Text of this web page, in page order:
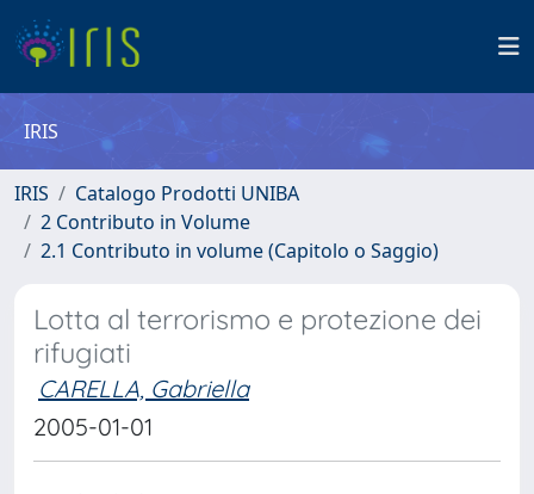
IRIS
IRIS
Catalogo Prodotti UNIBA
2 Contributo in Volume
2.1 Contributo in volume (Capitolo o Saggio)
Lotta al terrorismo e protezione dei
rifugiati
CARELLA, Gabriella
2005-01-01